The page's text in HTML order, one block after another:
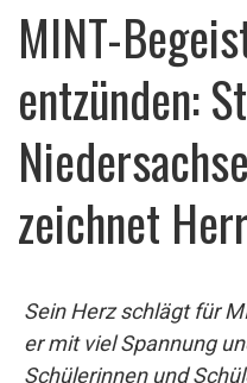
MINT-
entzünden:
zeichnet
Sein Herz schlägt für
er mit viel Spannung
Schülerinnen und